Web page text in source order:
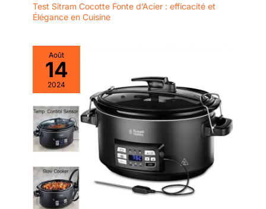
Test Sitram Cocotte Fonte d’Acier : efficacité et
Élégance en Cuisine
Août
14
2024